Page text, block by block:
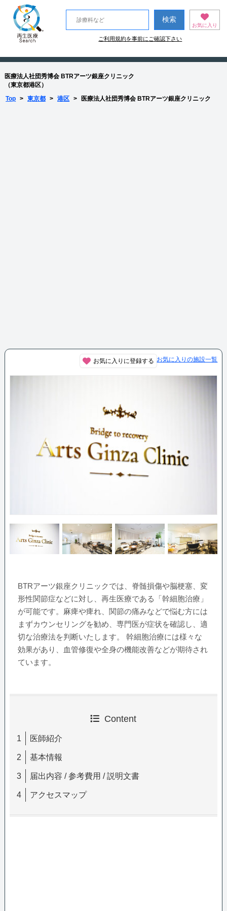
お気に入り
ご利用規約を事前にご確認下さい
医療法人社団秀博会 BTRアーツ銀座クリニック
（東京都港区）
Top > 東京都 > 港区 > 医療法人社団秀博会 BTRアーツ銀座クリニック
お気に入りに登録する お気に入りの施設一覧
BTRアーツ銀座クリニックでは、脊髄損傷や脳梗塞、変
形性関節症などに対し、再生医療である「幹細胞治療」
が可能です。麻痺や痺れ、関節の痛みなどで悩む方には
まずカウンセリングを勧め、専門医が症状を確認し、適
切な治療法を判断いたします。 幹細胞治療には様々な
効果があり、血管修復や全身の機能改善などが期待され
ています。
Content
医師紹介
基本情報
届出内容 / 参考費用 / 説明文書
アクセスマップ